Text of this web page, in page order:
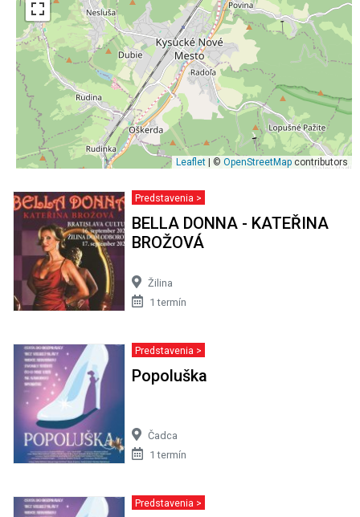
Leaflet | © OpenStreetMap contributors
Predstavenia >
BELLA DONNA - KATEŘINA
BROŽOVÁ
Žilina
1 termín
Predstavenia >
Popoluška
Čadca
1 termín
Predstavenia >